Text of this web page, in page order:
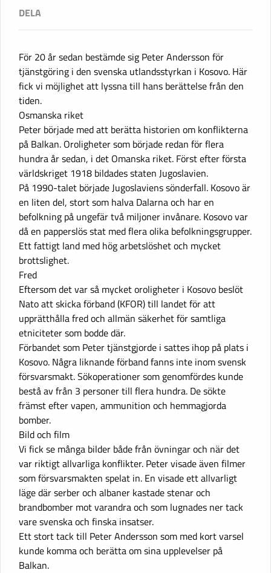
För 20 år sedan bestämde sig Peter Andersson för
tjänstgöring i den svenska utlandsstyrkan i Kosovo. Här
fick vi möjlighet att lyssna till hans berättelse från den
tiden.
Osmanska riket
Peter började med att berätta historien om konflikterna
på Balkan. Oroligheter som började redan för flera
hundra år sedan, i det Omanska riket. Först efter första
världskriget 1918 bildades staten Jugoslavien.
På 1990-talet började Jugoslaviens sönderfall. Kosovo är
en liten del, stort som halva Dalarna och har en
befolkning på ungefär två miljoner invånare. Kosovo var
då en papperslös stat med flera olika befolkningsgrupper.
Ett fattigt land med hög arbetslöshet och mycket
brottslighet.
Fred
Eftersom det var så mycket oroligheter i Kosovo beslöt
Nato att skicka förband (KFOR) till landet för att
upprätthålla fred och allmän säkerhet för samtliga
etniciteter som bodde där.
Förbandet som Peter tjänstgjorde i sattes ihop på plats i
Kosovo. Några liknande förband fanns inte inom svensk
försvarsmakt. Sökoperationer som genomfördes kunde
bestå av från 3 personer till flera hundra. De sökte
främst efter vapen, ammunition och hemmagjorda
bomber.
Bild och film
Vi fick se många bilder både från övningar och när det
var riktigt allvarliga konflikter. Peter visade även filmer
som försvarsmakten spelat in. En visade ett allvarligt
läge där serber och albaner kastade stenar och
brandbomber mot varandra och som lugnades ner tack
vare svenska och finska insatser.
Ett stort tack till Peter Andersson som med kort varsel
kunde komma och berätta om sina upplevelser på
Balkan.